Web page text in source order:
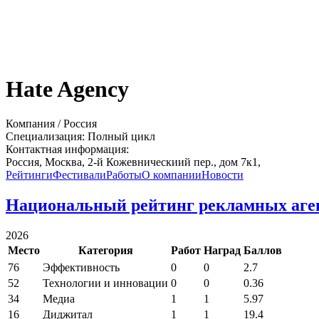
Hate Agency
Компания /Россия
Специализация: Полный цикл
Контактная информация:
Россия, Москва, 2-й Кожевническиий пер., дом 7к1,
РейтингиФестивалиРаботыО компанииНовости
Национальный рейтинг рекламных
2026
Место
Категория Работ Наград Баллов
76
Эффективность 0 0
2.7
52
Технологии и инновации 0 0
0.36
34
Медиа 1 1
5.97
16
Диджитал 1 1
19.4